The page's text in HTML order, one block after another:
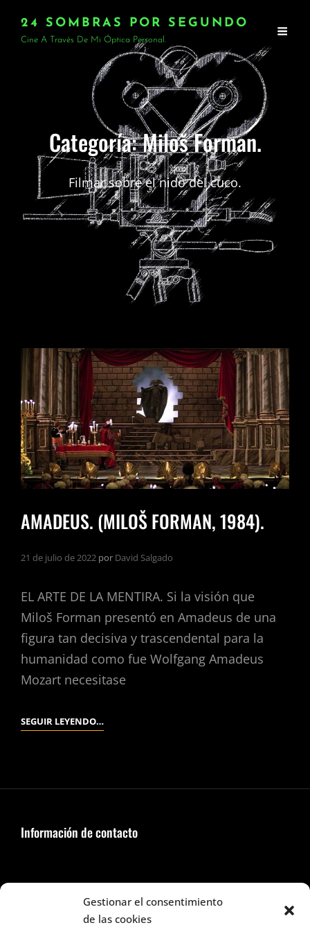
Gestionar el consentimiento
de las cookies
24 SOMBRAS POR SEGUNDO
Cine A Través De Mi Óptica Personal.
Categoría:Miloš Forman.
Filmar sobre el nido del cuco.
AMADEUS. (MILOŠ FORMAN, 1984).
21 de julio de 2022 por David Salgado
EL ARTE DE LA MENTIRA. Si la visión que
Miloš Forman presentó en Amadeus de una
figura tan decisiva y trascendental para la
humanidad como fue Wolfgang Amadeus
Mozart necesitase
SEGUIR LEYENDO…
Información de contacto
Seguir en Facebook e Instagram